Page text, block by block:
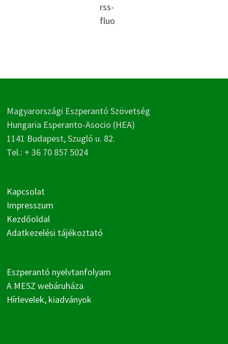
rss-
fluo
Magyarországi Eszperantó Szövetség
Hungaria Esperanto-Asocio (HEA)
1141 Budapest, Szugló u. 82.
Tel.: + 36 70 857 5024
Kapcsolat
Impresszum
Kezdőoldal
Adatkezelési tájékoztató
Eszperantó nyelvtanfolyam
A MESZ webáruháza
Hírlevelek, kiadványok